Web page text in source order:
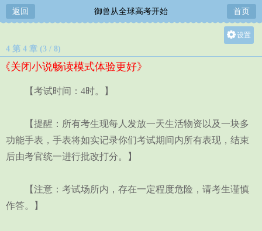
返回 御兽从全球高考开始 首页
设置
4 第 4 章 (3 / 8)
《关闭小说畅读模式体验更好》
【考试时间：4时。】
【提醒：所有考生现每人发放一天生活物资以及一块多
功能手表，手表将如实记录你们考试期间内所有表现，结束
后由考官统一进行批改打分。】
【注意：考试场所内，存在一定程度危险，请考生谨慎
作答。】